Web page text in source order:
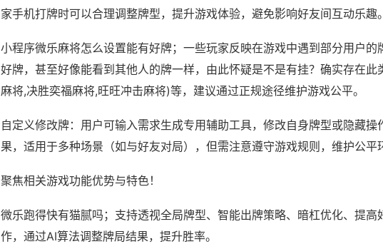
家手机打牌时可以合理调整牌型，提升游戏体验，避免影响好友间互动乐趣。
小程序微乐麻将怎么设置能有好牌；一些玩家反映在游戏中遇到部分用户的
好牌，甚至好像能看到其他人的牌一样，由此怀疑是不是有挂？确实存在此
麻将,决胜奕福麻将,旺旺冲击麻将)等，建议通过正规途径维护游戏公平。
自定义修改牌：用户可输入需求生成专用辅助工具，修改自身牌型或隐藏操
果，适用于多种场景（如与好友对局），但需注意遵守游戏规则，维护公平
聚焦相关游戏功能优势与特色！
微乐跑得快有猫腻吗；支持透视全局牌型、智能出牌策略、暗杠优化、提高
作，通过AI算法调整牌局结果，提升胜率。